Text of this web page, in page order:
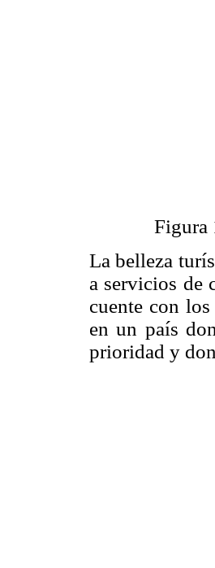
Figura
La belleza
a servicios de
cuente con
en un país
prioridad y